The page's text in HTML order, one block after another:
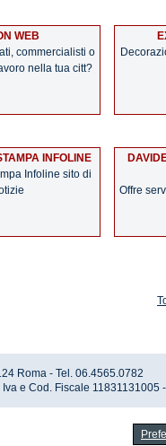
WEB
commercialisti o
nella tua citt?
INFOLINE
Infoline sito di
Offre
Roma - Tel. 06.4565.0782
Iva e Cod. Fiscale 11831131005